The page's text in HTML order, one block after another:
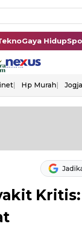
Gaya Hidup
Hp Murah Jogja